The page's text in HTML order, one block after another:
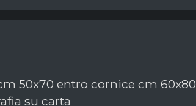
50x70 entro cornice cm 60x80
su carta